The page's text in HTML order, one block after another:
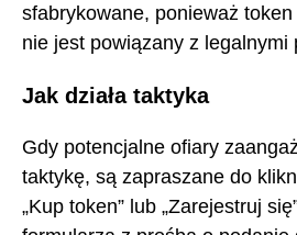
sfabrykowane, ponieważ
nie jest powiązany z legalnymi
Jak działa taktyka
Gdy potencjalne ofiary
taktykę, są zapraszane do
„Kup token” lub „Zarejestruj